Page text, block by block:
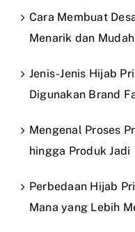
Cara Membuat
Menarik dan
Jenis-Jenis Hijab
Digunakan Brand
Mengenal Proses
hingga Produk Jadi
Perbedaan Hijab
Mana yang Lebih